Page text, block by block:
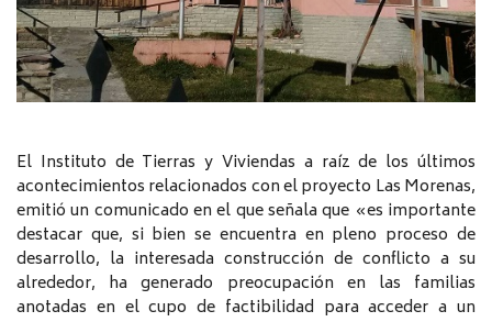
El Instituto de Tierras y Viviendas a raíz de los últimos
acontecimientos relacionados con el proyecto Las Morenas,
emitió un comunicado en el que señala que «es importante
destacar que, si bien se encuentra en pleno proceso de
desarrollo, la interesada construcción de conflicto a su
alrededor, ha generado preocupación en las familias
anotadas en el cupo de factibilidad para acceder a un